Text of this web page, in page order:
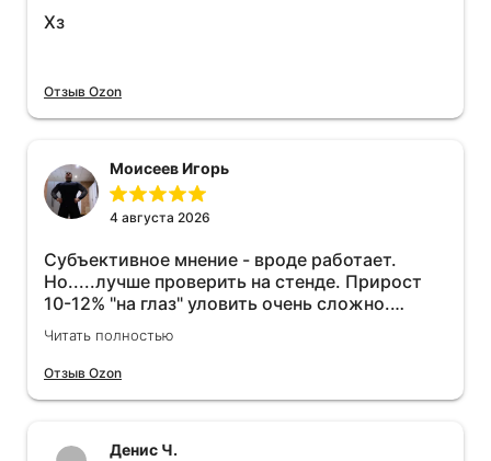
Хз
Отзыв Ozon
Моисеев Игорь
4 августа 2026
Субъективное мнение - вроде работает.
Но.....лучше проверить на стенде. Прирост
10-12% "на глаз" уловить очень сложно.
Покатаюсь, потом отключу и посмотрю, что
будет 😁.
Читать полностью
Отзыв Ozon
Денис Ч.